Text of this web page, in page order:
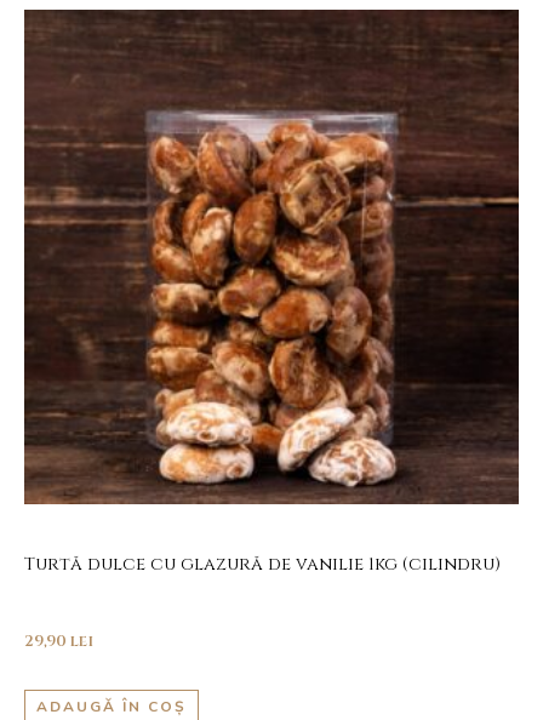
Turtă dulce cu glazură de vanilie 1kg (cilindru)
29,90 lei
ADAUGĂ ÎN COȘ